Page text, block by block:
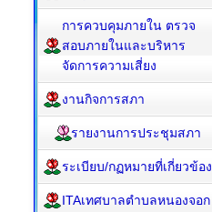
การควบคุมภายใน ตรวจ
สอบภายในและบริหาร
จัดการความเสี่ยง
งานกิจการสภา
รายงานการประชุมสภา
ระเบียบ/กฏหมายที่เกี่ยวข้อง
ITAเทศบาลตำบลหนองจอก